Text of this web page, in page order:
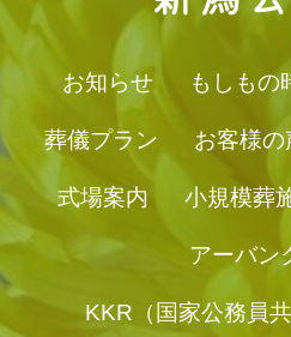
お知らせ もしもの
葬儀プラン お客様の
式場案内 小規模葬
アーバン
KKR（国家公務員